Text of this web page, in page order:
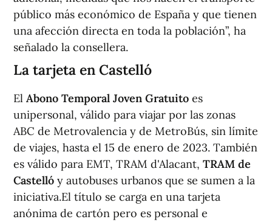
público más económico de España y que tienen
una afección directa en toda la población”, ha
señalado la consellera.
La tarjeta en Castelló
El Abono Temporal Joven Gratuito es
unipersonal, válido para viajar por las zonas
ABC de Metrovalencia y de MetroBús, sin límite
de viajes, hasta el 15 de enero de 2023. También
es válido para EMT, TRAM d'Alacant, TRAM de
Castelló y autobuses urbanos que se sumen a la
iniciativa.El título se carga en una tarjeta
anónima de cartón pero es personal e